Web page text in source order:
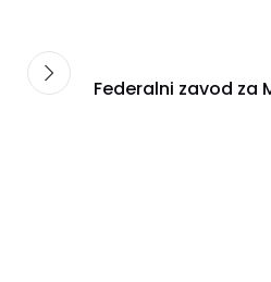
Federalni zavod za